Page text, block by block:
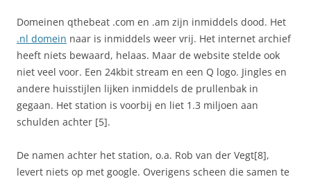
Domeinen qthebeat .com en .am zijn inmiddels dood. Het
.nl domein naar is inmiddels weer vrij. Het internet archief
heeft niets bewaard, helaas. Maar de website stelde ook
niet veel voor. Een 24kbit stream en een Q logo. Jingles en
andere huisstijlen lijken inmiddels de prullenbak in
gegaan. Het station is voorbij en liet 1.3 miljoen aan
schulden achter [5].
De namen achter het station, o.a. Rob van der Vegt[8],
levert niets op met google. Overigens scheen die samen te